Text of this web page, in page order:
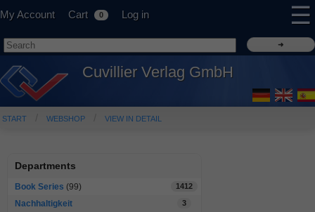
My Account Cart 0 Log in ☰
Cuvillier Verlag GmbH
START WEBSHOP VIEW IN DETAIL
Departments
Book Series (99) 1412
Nachhaltigkeit 3